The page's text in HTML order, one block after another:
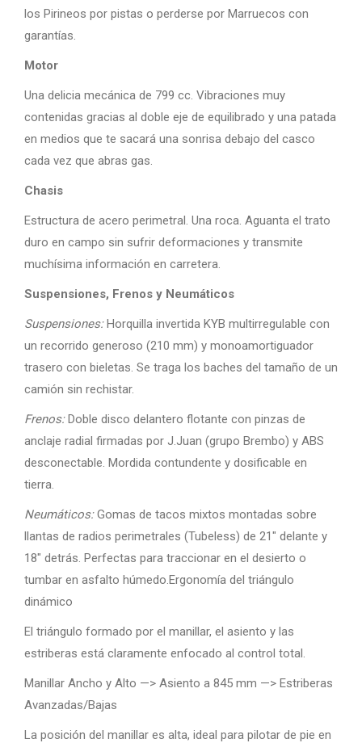
los Pirineos por pistas o perderse por Marruecos con
garantías.
Motor
Una delicia mecánica de 799 cc. Vibraciones muy
contenidas gracias al doble eje de equilibrado y una patada
en medios que te sacará una sonrisa debajo del casco
cada vez que abras gas.
Chasis
Estructura de acero perimetral. Una roca. Aguanta el trato
duro en campo sin sufrir deformaciones y transmite
muchísima información en carretera.
Suspensiones, Frenos y Neumáticos
Suspensiones:Horquilla invertida KYB multirregulable con
un recorrido generoso (210 mm) y monoamortiguador
trasero con bieletas. Se traga los baches del tamaño de un
camión sin rechistar.
Frenos:Doble disco delantero flotante con pinzas de
anclaje radial firmadas por J.Juan (grupo Brembo) y ABS
desconectable. Mordida contundente y dosificable en
tierra.
Neumáticos:Gomas de tacos mixtos montadas sobre
llantas de radios perimetrales (Tubeless) de 21″ delante y
18″ detrás. Perfectas para traccionar en el desierto o
tumbar en asfalto húmedo.Ergonomía del triángulo
dinámico
El triángulo formado por el manillar, el asiento y las
estriberas está claramente enfocado al control total.
Manillar Ancho y Alto —> Asiento a 845 mm —> Estriberas
Avanzadas/Bajas
La posición del manillar es alta, ideal para pilotar de pie en